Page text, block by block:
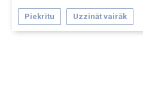
Piekrītu Uzzināt vairāk